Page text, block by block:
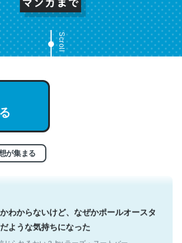
Scroll
が集まる
とてもクレバーなんだろうなと凄く思
読める人は原文もお勧め。自分はこの流
Go. Then Covid hit. Shit.
られるかい？ by ラーズ・ヌートバー
わからないけど、なぜかポールオースタ
ような気持ちになった